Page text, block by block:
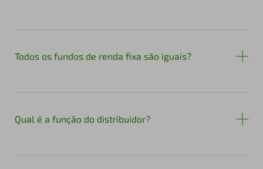
Todos os fundos de renda fixa são iguais?
Qual é a função do distribuidor?